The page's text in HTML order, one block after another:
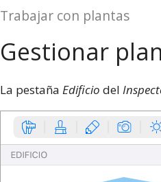
Trabajar con plantas
Gestionar
La pestaña Edificio del